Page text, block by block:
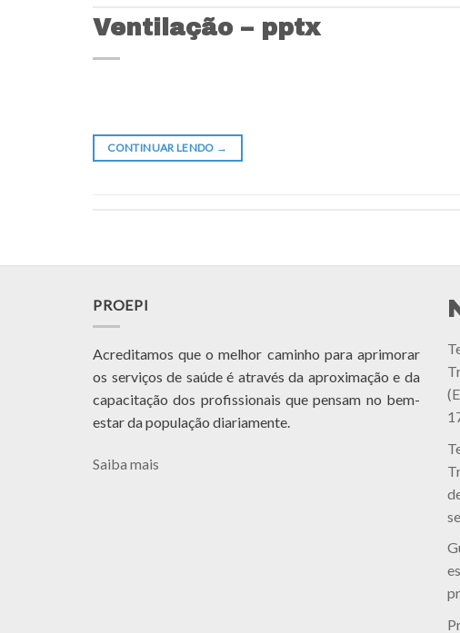
Ventilação – pptx
CONTINUAR LENDO →
PROEPI
Acreditamos que o melhor caminho para aprimorar
os serviços de saúde é através da aproximação e da
capacitação dos profissionais que pensam no bem-
estar da população diariamente.
Saiba mais